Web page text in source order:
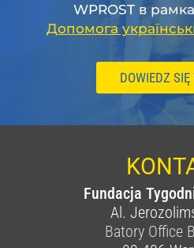
WPROST в
Допомога
DOWIEDZ SIĘ
Fundacja
Al.
Batory Office